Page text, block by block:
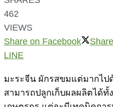
462
VIEWS
Share on Facebook
LINE
มะระจีน ผักรสขมแต่มากไ
สามารถปลูกเก็บผลผลิตได้ทั้